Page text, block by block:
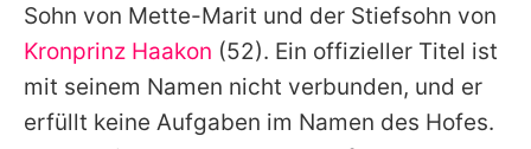
Sohn von Mette-Marit und der Stiefsohn von
Kronprinz Haakon (52). Ein offizieller Titel ist
mit seinem Namen nicht verbunden, und er
erfüllt keine Aufgaben im Namen des Hofes.